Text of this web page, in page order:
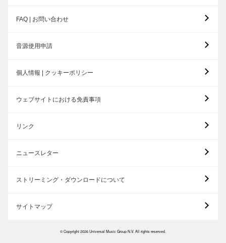
FAQ | お問い合わせ
音源使用申請
個人情報 | クッキーポリシー
ウェブサイトにおける免責事項
リンク
ニュースレター
ストリーミング・ダウンロードについて
サイトマップ
© Copyright 2026 Universal Music Group N.V. All rights reserved.